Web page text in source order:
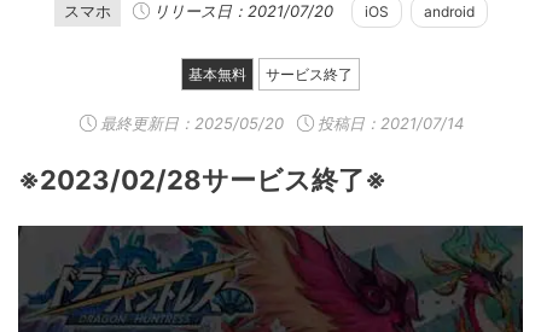
スマホ リリース日：2021/07/20 iOS android
基本無料 サービス終了
最終更新日： 2025/05/20 投稿日：2021/07/14
※2023/02/28サービス終了※